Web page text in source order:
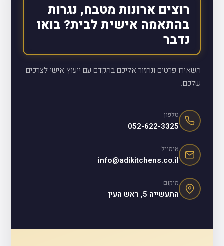
רוצים ארונות מטבח, נגרות
בהתאמה אישית לבית? בואו
נדבר
השאירו פרטים ונחזור אליכם בהקדם עם ייעוץ אישי לצרכים
שלכם.
טלפון
052-622-3325
אימייל
info@adikitchens.co.il
מיקום
התעשייה 5, ראש העין